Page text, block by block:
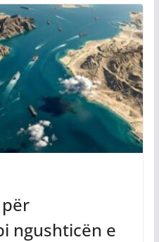
ngushticën e